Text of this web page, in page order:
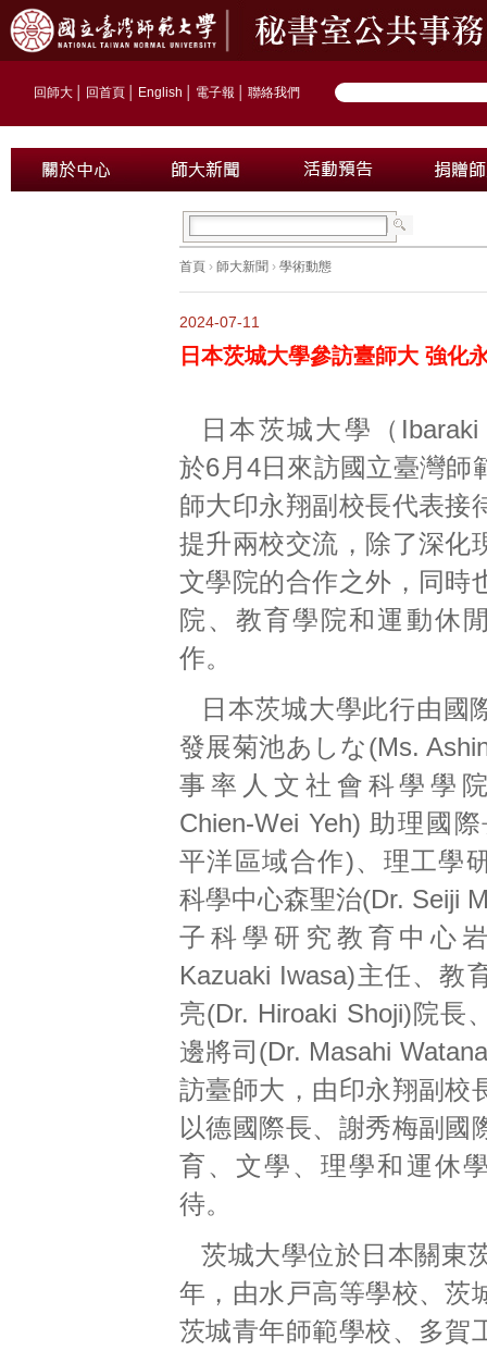
回師大 回首頁 English 電子報 聯絡我們
首頁 › 師大新聞 › 學術動態
2024-07-11
日本茨城大學參訪臺師大 強化
日本茨城大學（Ibaraki
於6月4日來訪國立臺灣師
師大印永翔副校長代表接
提升兩校交流，除了深化
文學院的合作之外，同時
院、教育學院和運動休
作。
日本茨城大學此行由國
發展菊池あしな(Ms.
事率人文社會科學學
Chien-Wei Yeh) 助理國
平洋區域合作)、理工學
科學中心森聖治(Dr. Seiji
子科學研究教育中心
Kazuaki Iwasa)主任、教
亮(Dr. Hiroaki Shoji)院長
邊將司(Dr. Masahi
訪臺師大，由印永翔副校
以德國際長、謝秀梅副國
育、文學、理學和運休
待。
茨城大學位於日本關東
年，由水戸高等學校、茨
茨城青年師範學校、多賀